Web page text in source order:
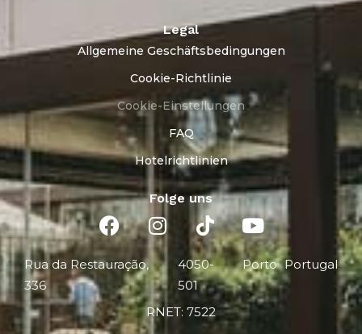
Legal
Allgemeine Geschäftsbedingungen
Cookie-Richtlinie
Cookie-Einstellungen
FAQ
Hotelrichtlinien
Folge uns
Rua da Restauração,
336
4050-
501
Porto Portugal
RNET: 7522